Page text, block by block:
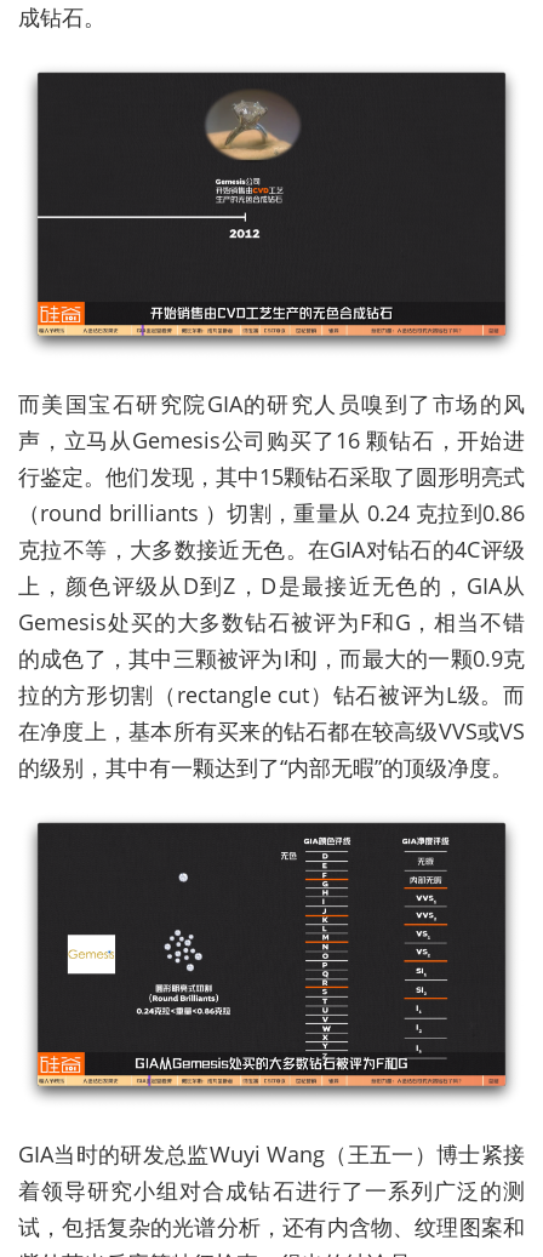
成钻石。
而美国宝石研究院GIA的研究人员嗅到了市场的风
声，立马从Gemesis公司购买了16 颗钻石，开始进
行鉴定。他们发现，其中15颗钻石采取了圆形明亮式
（round brilliants ）切割，重量从 0.24 克拉到0.86
克拉不等，大多数接近无色。在GIA对钻石的4C评级
上，颜色评级从D到Z，D是最接近无色的，GIA从
Gemesis处买的大多数钻石被评为F和G，相当不错
的成色了，其中三颗被评为I和J，而最大的一颗0.9克
拉的方形切割（rectangle cut）钻石被评为L级。而
在净度上，基本所有买来的钻石都在较高级VVS或VS
的级别，其中有一颗达到了“内部无暇”的顶级净度。
GIA当时的研发总监Wuyi Wang（王五一）博士紧接
着领导研究小组对合成钻石进行了一系列广泛的测
试，包括复杂的光谱分析，还有内含物、纹理图案和